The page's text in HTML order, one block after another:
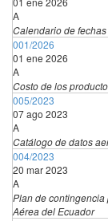
A
Calendario de
001/2026
01 ene 2026
A
Costo de los
005/2023
07 ago 2023
A
Catálogo de datos
004/2023
20 mar 2023
A
Plan de
Aérea del Ecuador